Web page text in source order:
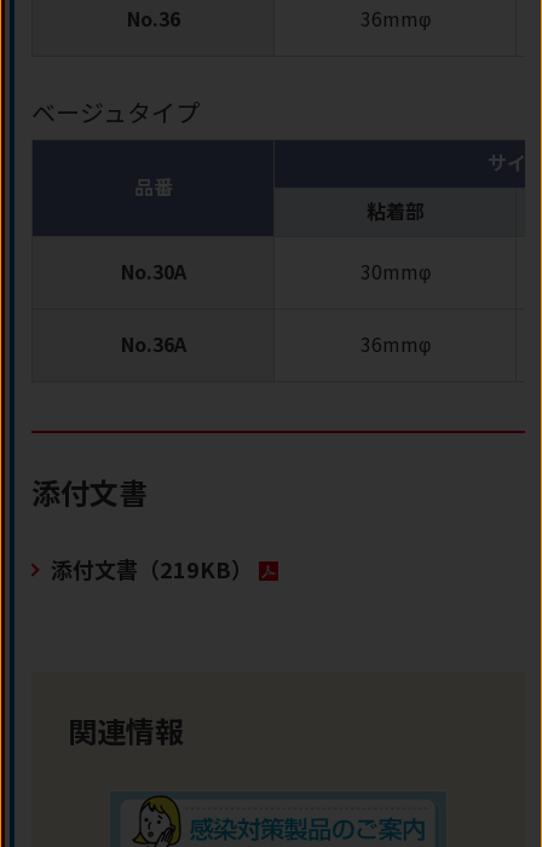
No.36 36mmφ
ベージュタイプ
品番
サイ
粘着部
No.30A 30mmφ
No.36A 36mmφ
添付文書
添付文書 （219KB）
関連情報